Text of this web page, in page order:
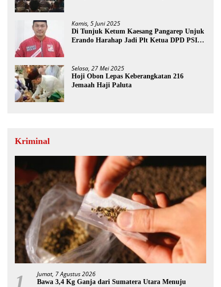
Kamis, 5 Juni 2025
Di Tunjuk Ketum Kaesang Pangarep Unjuk
Erando Harahap Jadi Plt Ketua DPD PSI
Selasa, 27 Mei 2025
Hoji Obon Lepas Keberangkatan 216
Jemaah Haji Paluta
Kriminal
1 Jumat, 7 Agustus 2026
Bawa 3,4 Kg Ganja dari Sumatera Utara Menuju